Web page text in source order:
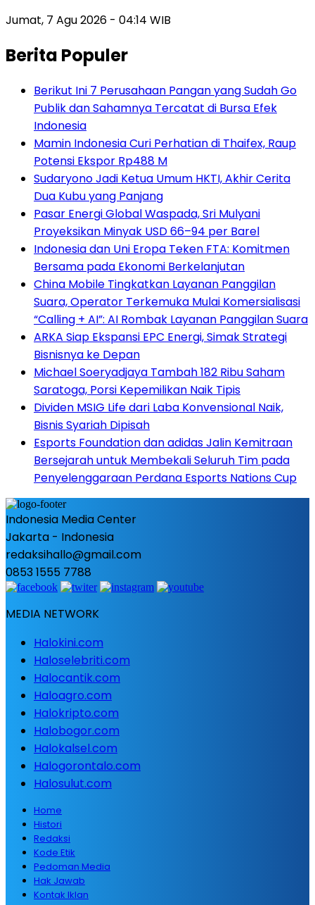
Jumat, 7 Agu 2026 - 04:14 WIB
Berita Populer
Berikut Ini 7 Perusahaan Pangan yang Sudah Go
Publik dan Sahamnya Tercatat di Bursa Efek
Indonesia
Mamin Indonesia Curi Perhatian di Thaifex, Raup
Potensi Ekspor Rp488 M
Sudaryono Jadi Ketua Umum HKTI, Akhir Cerita
Dua Kubu yang Panjang
Pasar Energi Global Waspada, Sri Mulyani
Proyeksikan Minyak USD 66–94 per Barel
Indonesia dan Uni Eropa Teken FTA: Komitmen
Bersama pada Ekonomi Berkelanjutan
China Mobile Tingkatkan Layanan Panggilan
Suara, Operator Terkemuka Mulai Komersialisasi
“Calling + AI”: AI Rombak Layanan Panggilan Suara
ARKA Siap Ekspansi EPC Energi, Simak Strategi
Bisnisnya ke Depan
Michael Soeryadjaya Tambah 182 Ribu Saham
Saratoga, Porsi Kepemilikan Naik Tipis
Dividen MSIG Life dari Laba Konvensional Naik,
Bisnis Syariah Dipisah
Esports Foundation dan adidas Jalin Kemitraan
Bersejarah untuk Membekali Seluruh Tim pada
Penyelenggaraan Perdana Esports Nations Cup
Indonesia Media Center
Jakarta - Indonesia
redaksihallo@gmail.com
0853 1555 7788
MEDIA NETWORK
Halokini.com
Haloselebriti.com
Halocantik.com
Haloagro.com
Halokripto.com
Halobogor.com
Halokalsel.com
Halogorontalo.com
Halosulut.com
Home
Histori
Redaksi
Kode Etik
Pedoman Media
Hak Jawab
Kontak Iklan